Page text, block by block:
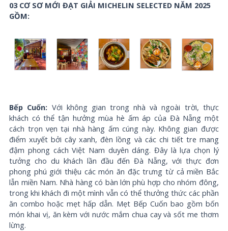
03 CƠ SƠ MỚI ĐẠT GIẢI MICHELIN SELECTED NĂM 2025
GỒM:
Bếp Cuốn: Với không gian trong nhà và ngoài trời, thực
khách có thể tận hưởng mùa hè ấm áp của Đà Nẵng một
cách trọn vẹn tại nhà hàng ấm cúng này. Không gian được
điểm xuyết bởi cây xanh, đèn lồng và các chi tiết tre mang
đậm phong cách Việt Nam duyên dáng. Đây là lựa chọn lý
tưởng cho du khách lần đầu đến Đà Nẵng, với thực đơn
phong phú giới thiệu các món ăn đặc trưng từ cả miền Bắc
lẫn miền Nam. Nhà hàng có bàn lớn phù hợp cho nhóm đông,
trong khi khách đi một mình vẫn có thể thưởng thức các phần
ăn combo hoặc mẹt hấp dẫn. Mẹt Bếp Cuốn bao gồm bốn
món khai vị, ăn kèm với nước mắm chua cay và sốt me thơm
lừng.